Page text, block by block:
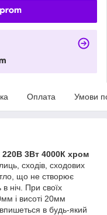
Оплата Умови
220В 3Вт 4000К хром
сходів, сходових
що не створює
ніч. При своїх
і висоті 20мм
в будь-який